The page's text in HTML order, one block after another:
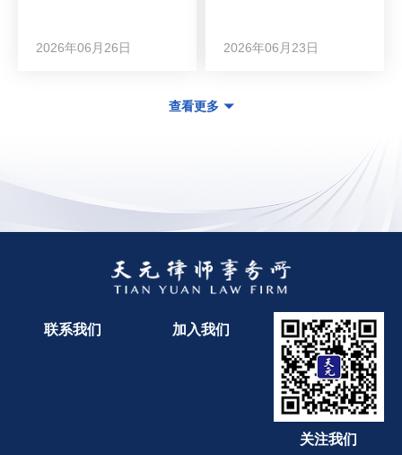
2026年06月26日 2026年06月23日
查看更多
联系我们 加入我们
关注我们